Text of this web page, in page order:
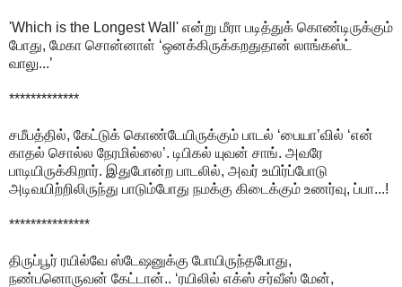
'Which is the Longest Wall' என்று மீரா படித்துக் கொண்டிருக்கும்
போது, மேகா சொன்னாள் ‘ஒனக்கிருக்கறதுதான் லாங்கஸ்ட்
வாலு...’
*************
சமீபத்தில், கேட்டுக் கொண்டேயிருக்கும் பாடல் ‘பையா’வில் ‘என்
காதல் சொல்ல நேரமில்லை’. டிபிகல் யுவன் சாங். அவரே
பாடியிருக்கிறார். இதுபோன்ற பாடலில், அவர் உயிர்ப்போடு
அடிவயிற்றிலிருந்து பாடும்போது நமக்கு கிடைக்கும் உணர்வு, ப்பா...!
***************
திருப்பூர் ரயில்வே ஸ்டேஷனுக்கு போயிருந்தபோது,
நண்பனொருவன் கேட்டான்.. ‘ரயிலில் எக்ஸ் சர்வீஸ் மேன்,